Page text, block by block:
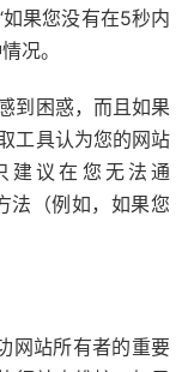
果您没有在5秒内
况。
到困惑，而且如果
工具认为您的网站
建议在您无法通
法（例如，如果您
网站所有者的重要